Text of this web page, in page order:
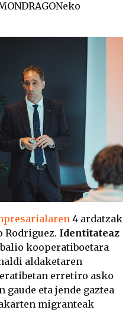
4 ardatzak
Rodriguez. Identitateaz
kooperatiboetara
aldaketaren
erretiro asko
eta jende gaztea
migranteak